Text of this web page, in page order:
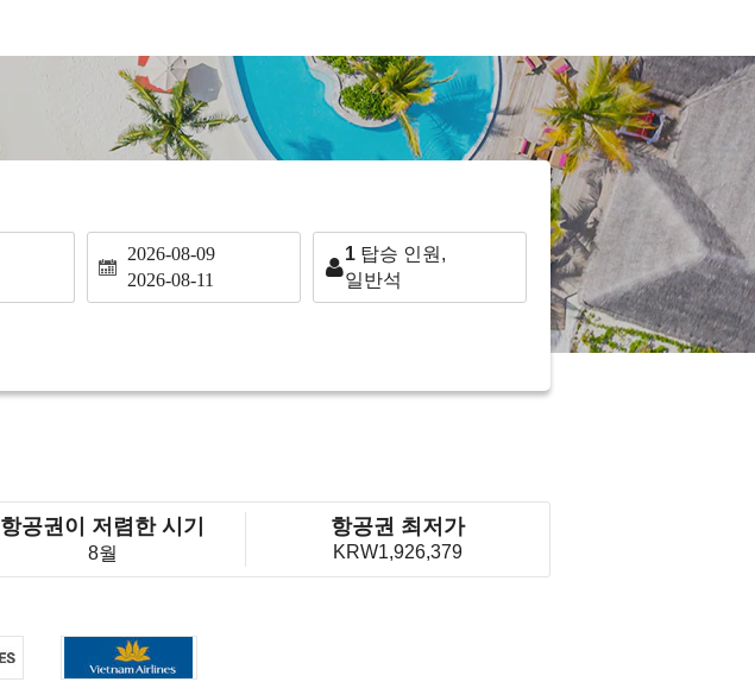
2026-08-09
2026-08-11
1 탑승 인원,
일반석
항공권이 저렴한 시기
8월
항공권 최저가
KRW1,926,379